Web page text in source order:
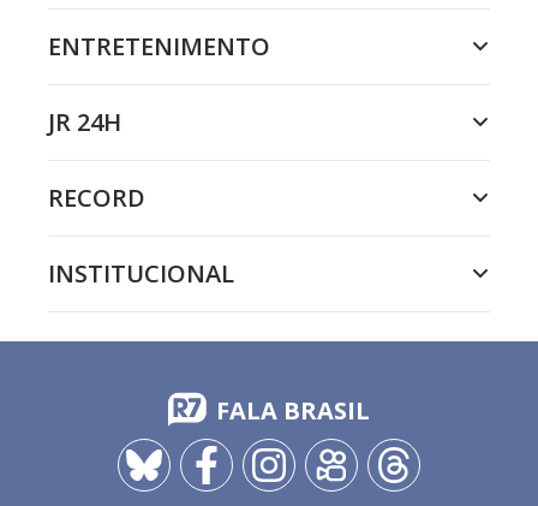
ENTRETENIMENTO
JR 24H
RECORD
INSTITUCIONAL
FALA BRASIL